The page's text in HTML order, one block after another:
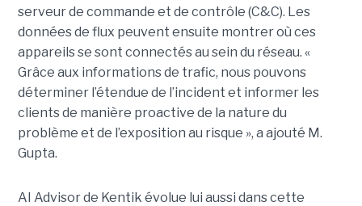
serveur de commande et de contrôle (C&C). Les
données de flux peuvent ensuite montrer où ces
appareils se sont connectés au sein du réseau. «
Grâce aux informations de trafic, nous pouvons
déterminer l’étendue de l’incident et informer les
clients de manière proactive de la nature du
problème et de l’exposition au risque », a ajouté M.
Gupta.
AI Advisor de Kentik évolue lui aussi dans cette